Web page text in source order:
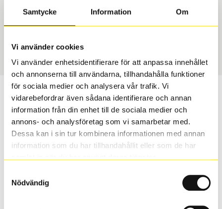
Samtycke Information Om
Vi använder cookies
Vi använder enhetsidentifierare för att anpassa innehållet
och annonserna till användarna, tillhandahålla funktioner
för sociala medier och analysera vår trafik. Vi
vidarebefordrar även sådana identifierare och annan
information från din enhet till de sociala medier och
annons- och analysföretag som vi samarbetar med.
Dessa kan i sin tur kombinera informationen med annan
information som du har tillhandahållit eller som de har
Nödvändig
Däcktyp
Sommar
Däckstorlek
185/60 R 15 84H
1272
Passar detta däck min bil?
Ange registreringsnummer för att se om det däck du
valt passar din bilmodell. Om du köper däck som skall
sättas på dina befintliga fälgar, se till att kolla en extra
inte vara samma dimension som bilen hade ut från